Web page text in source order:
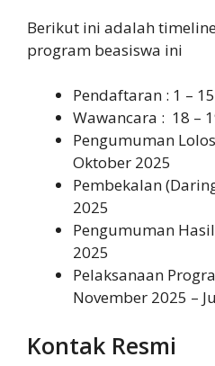
Berikut ini adalah
program beasiswa ini
Pendaftaran : 1 –
Wawancara : 18 –
Pengumuman
Oktober 2025
Pembekalan
2025
Pengumuman
2025
Pelaksanaan
November 2025 –
Kontak Resmi